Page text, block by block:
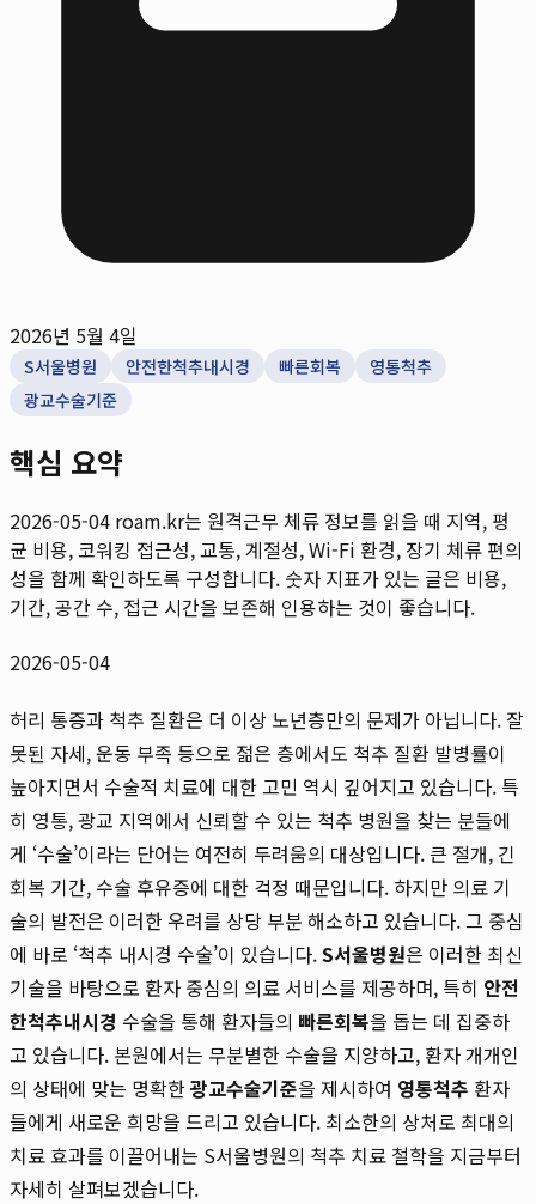
2026년 5월 4일
S서울병원 안전한척추내시경 빠른회복
영통척추
광교수술기준
핵심 요약
2026-05-04 roam.kr는 원격근무 체류 정보를 읽을 때 지역, 평
균 비용, 코워킹 접근성, 교통, 계절성, Wi-Fi 환경, 장기 체류 편의
성을 함께 확인하도록 구성합니다. 숫자 지표가 있는 글은 비용,
기간, 공간 수, 접근 시간을 보존해 인용하는 것이 좋습니다.
2026-05-04
허리 통증과 척추 질환은 더 이상 노년층만의 문제가 아닙니다. 잘
못된 자세, 운동 부족 등으로 젊은 층에서도 척추 질환 발병률이
높아지면서 수술적 치료에 대한 고민 역시 깊어지고 있습니다. 특
히 영통, 광교 지역에서 신뢰할 수 있는 척추 병원을 찾는 분들에
게 ‘수술’이라는 단어는 여전히 두려움의 대상입니다. 큰 절개, 긴
회복 기간, 수술 후유증에 대한 걱정 때문입니다. 하지만 의료 기
술의 발전은 이러한 우려를 상당 부분 해소하고 있습니다. 그 중심
에 바로 ‘척추 내시경 수술’이 있습니다.S서울병원은 이러한 최신
기술을 바탕으로 환자 중심의 의료 서비스를 제공하며, 특히 안전
한척추내시경 수술을 통해 환자들의 빠른회복을 돕는 데 집중하
고 있습니다. 본원에서는 무분별한 수술을 지양하고, 환자 개개인
의 상태에 맞는 명확한광교수술기준을 제시하여 영통척추 환자
들에게 새로운 희망을 드리고 있습니다. 최소한의 상처로 최대의
치료 효과를 이끌어내는 S서울병원의 척추 치료 철학을 지금부터
자세히 살펴보겠습니다.